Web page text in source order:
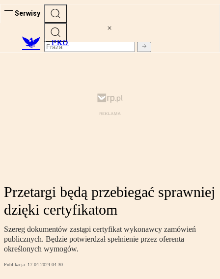
Serwisy
PRO
Przetargi będą przebiegać sprawniej
dzięki certyfikatom
Szereg dokumentów zastąpi certyfikat wykonawcy zamówień
publicznych. Będzie potwierdzał spełnienie przez oferenta
określonych wymogów.
Publikacja: 17.04.2024 04:30